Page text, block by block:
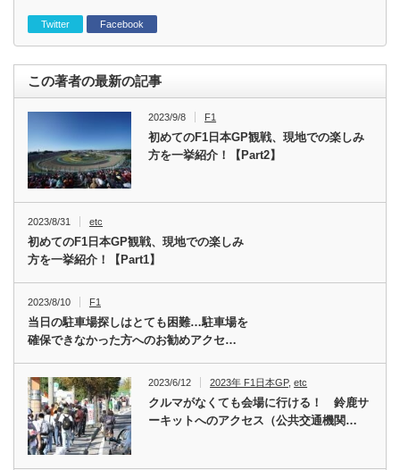
Twitter Facebook
この著者の最新の記事
2023/9/8 F1
初めてのF1日本GP観戦、現地での楽しみ
方を一挙紹介！【Part2】
2023/8/31 etc
初めてのF1日本GP観戦、現地での楽しみ
方を一挙紹介！【Part1】
2023/8/10 F1
当日の駐車場探しはとても困難…駐車場を
確保できなかった方へのお勧めアクセ…
2023/6/12 2023年 F1日本GP,etc
クルマがなくても会場に行ける！ 鈴鹿サ
ーキットへのアクセス（公共交通機関…